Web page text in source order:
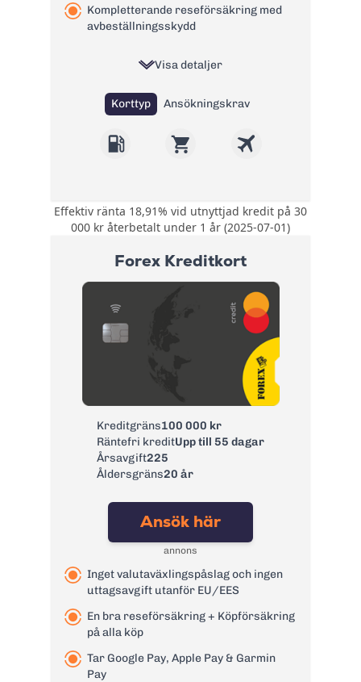
Kompletterande reseförsäkring med
avbeställningsskydd
Visa detaljer
Korttyp Ansökningskrav
Upp till 25% rabatt i
över 300
rabatt per liter hos
Försäkring:
Kompletterande
reseförsäkring med
avbeställningsskydd
9,74% - 21,90%
Effektiv ränta:
8,10% - 18,90%
Kontantuttag i
bankomat:
3 %, lägst 35 kr
Kontantuttag i
bank:
3 %, lägst 35 kr
pappersfaktura:
39 kr
1,75 % på
Påminnelseavgift:
60 kr
Övertrasseringsav
gift:
95 kr
Läs mer om Remember Flex
Effektiv ränta 18,91% vid utnyttjad kredit på 30
000 kr återbetalt under 1 år (2025-07-01)
Forex Kreditkort
Kreditgräns100 000 kr
Räntefri kreditUpp till 55 dagar
Årsavgift225
Åldersgräns20 år
Ansök här
annons
Inget valutaväxlingspåslag och ingen
uttagsavgift utanför EU/EES
En bra reseförsäkring + Köpförsäkring
på alla köp
Tar Google Pay, Apple Pay & Garmin
Pay